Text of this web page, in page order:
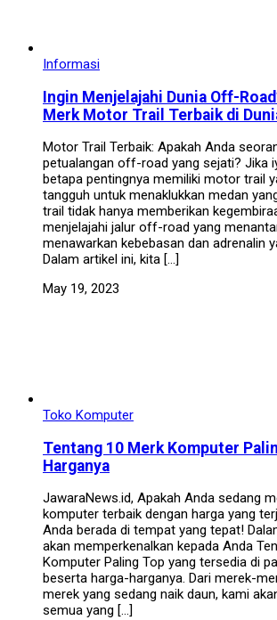
Informasi
Ingin Menjelajahi Dunia Off-
Merk Motor Trail Terbaik di
Motor Trail Terbaik: Apakah Anda
petualangan off-road yang sejati? Jika
betapa pentingnya memiliki motor trail
tangguh untuk menaklukkan medan
trail tidak hanya memberikan
menjelajahi jalur off-road yang
menawarkan kebebasan dan adrenalin
Dalam artikel ini, kita […]
May 19, 2023
Toko Komputer
Tentang 10 Merk Komputer
Harganya
JawaraNews.id, Apakah Anda sedang
komputer terbaik dengan harga yang
Anda berada di tempat yang tepat!
akan memperkenalkan kepada Anda
Komputer Paling Top yang tersedia di
beserta harga-harganya. Dari merek-
merek yang sedang naik daun, kami
semua yang […]